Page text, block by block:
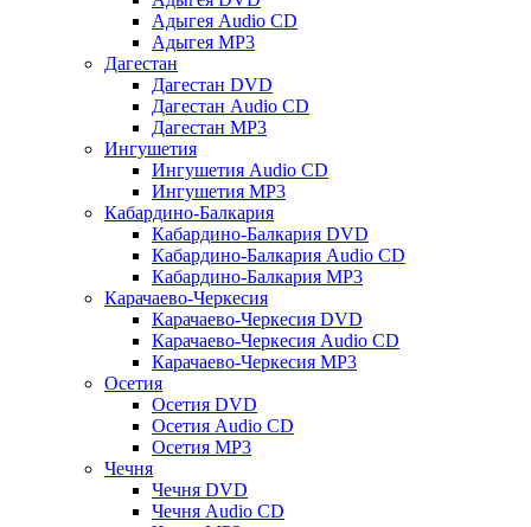
Адыгея Audio CD
Адыгея MP3
Дагестан
Дагестан DVD
Дагестан Audio CD
Дагестан MP3
Ингушетия
Ингушетия Audio CD
Ингушетия MP3
Кабардино-Балкария
Кабардино-Балкария DVD
Кабардино-Балкария Audio CD
Кабардино-Балкария MP3
Карачаево-Черкесия
Карачаево-Черкесия DVD
Карачаево-Черкесия Audio CD
Карачаево-Черкесия MP3
Осетия
Осетия DVD
Осетия Audio CD
Осетия MP3
Чечня
Чечня DVD
Чечня Audio CD